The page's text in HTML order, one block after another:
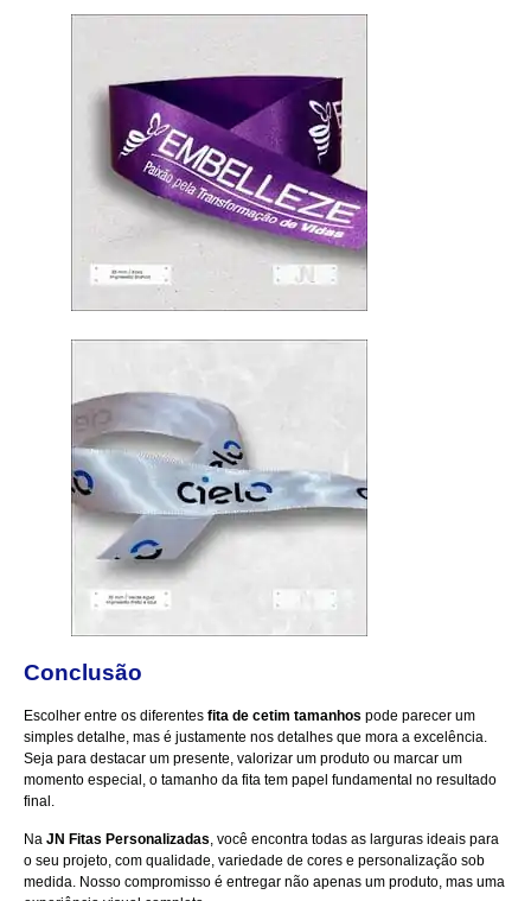
Conclusão
Escolher entre os diferentes fita de cetim tamanhos pode parecer um
simples detalhe, mas é justamente nos detalhes que mora a excelência.
Seja para destacar um presente, valorizar um produto ou marcar um
momento especial, o tamanho da fita tem papel fundamental no resultado
final.
Na JN Fitas Personalizadas, você encontra todas as larguras ideais para
o seu projeto, com qualidade, variedade de cores e personalização sob
medida. Nosso compromisso é entregar não apenas um produto, mas uma